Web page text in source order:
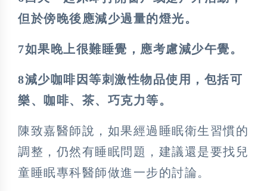
但於傍晚後應減少過量的燈光。
7如果晚上很難睡覺，應考慮減少午覺。
8減少咖啡因等刺激性物品使用，包括可
樂、咖啡、茶、巧克力等。
陳致嘉醫師說，如果經過睡眠衛生習慣的
調整，仍然有睡眠問題，建議還是要找兒
童睡眠專科醫師做進一步的討論。